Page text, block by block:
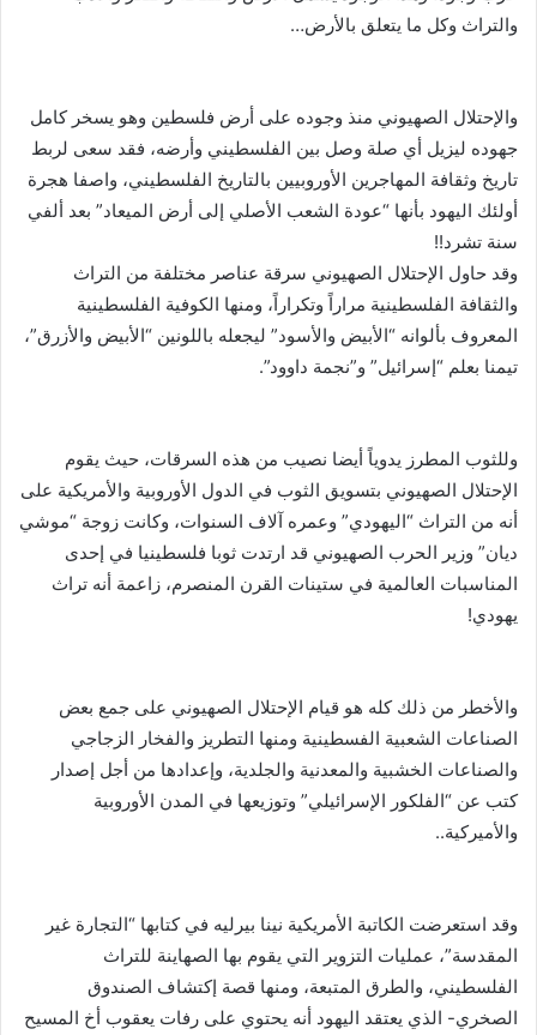
والتراث وكل ما يتعلق بالأرض…
والإحتلال الصهيوني منذ وجوده على أرض فلسطين وهو يسخر كامل
جهوده ليزيل أي صلة وصل بين الفلسطيني وأرضه، فقد سعى لربط
تاريخ وثقافة المهاجرين الأوروبيين بالتاريخ الفلسطيني، واصفا هجرة
أولئك اليهود بأنها “عودة الشعب الأصلي إلى أرض الميعاد” بعد ألفي
سنة تشرد!!
وقد حاول الإحتلال الصهيوني سرقة عناصر مختلفة من التراث
والثقافة الفلسطينية مراراً وتكراراً، ومنها الكوفية الفلسطينية
المعروف بألوانه “الأبيض والأسود” ليجعله باللونين “الأبيض والأزرق”،
تيمنا بعلم “إسرائيل” و”نجمة داوود”.
وللثوب المطرز يدوياً أيضا نصيب من هذه السرقات، حيث يقوم
الإحتلال الصهيوني بتسويق الثوب في الدول الأوروبية والأمريكية على
أنه من التراث “اليهودي” وعمره آلاف السنوات، وكانت زوجة “موشي
ديان” وزير الحرب الصهيوني قد ارتدت ثوبا فلسطينيا في إحدى
المناسبات العالمية في ستينات القرن المنصرم، زاعمة أنه تراث
يهودي!
والأخطر من ذلك كله هو قيام الإحتلال الصهيوني على جمع بعض
الصناعات الشعبية الفسطينية ومنها التطريز والفخار الزجاجي
والصناعات الخشبية والمعدنية والجلدية، وإعدادها من أجل إصدار
كتب عن “الفلكور الإسرائيلي” وتوزيعها في المدن الأوروبية
والأميركية..
وقد استعرضت الكاتبة الأمريكية نينا بيرليه في كتابها “التجارة غير
المقدسة”، عمليات التزوير التي يقوم بها الصهاينة للتراث
الفلسطيني، والطرق المتبعة، ومنها قصة إكتشاف الصندوق
الصخري- الذي يعتقد اليهود أنه يحتوي على رفات يعقوب أخ المسيح